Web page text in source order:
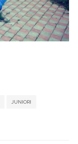
JUNIORI